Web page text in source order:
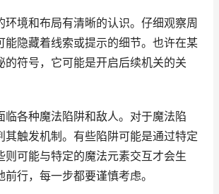
环境和布局有清晰的认识。仔细观察周
能隐藏着线索或提示的细节。也许在某
的符号，它可能是开启后续机关的关
临各种魔法陷阱和敌人。对于魔法陷
其触发机制。有些陷阱可能是通过特定
则可能与特定的魔法元素交互才会生
行，每一步都要谨慎考虑。